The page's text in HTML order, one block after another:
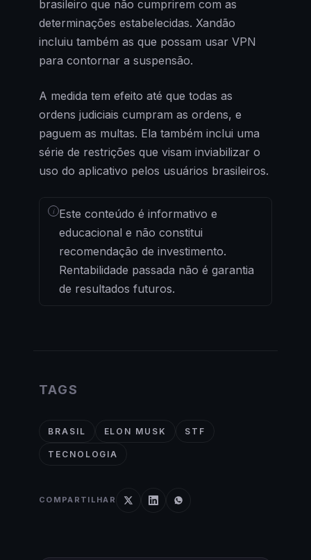
brasileiro que não cumprirem com as
determinações estabelecidas. Xandão
incluiu também as que possam usar VPN
para contornar a suspensão.
A medida tem efeito até que todas as
ordens judiciais cumpram as ordens, e
paguem as multas. Ela também inclui uma
série de restrições que visam inviabilizar o
uso do aplicativo pelos usuários brasileiros.
i Este conteúdo é informativo e
educacional e não constitui
recomendação de investimento.
Rentabilidade passada não é garantia
de resultados futuros.
TAGS
BRASIL ELON MUSK STF
TECNOLOGIA
COMPARTILHAR